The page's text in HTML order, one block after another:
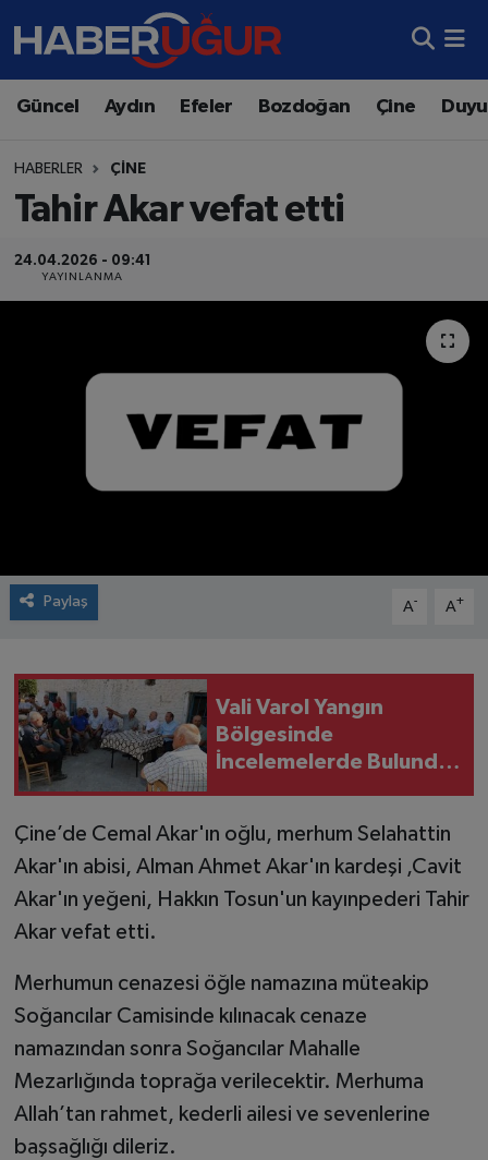
Güncel Aydın Efeler Bozdoğan Çine
HABERLER ÇINE
Tahir Akar vefat etti
24.04.2026 - 09:41
YAYINLANMA
Paylaş A- A+
Vali Varol Yangın
Bölgesinde
İncelemelerde Bulundu:
Çine’de Cemal Akar'ın oğlu, merhum Selahattin
Akar'ın abisi, Alman Ahmet Akar'ın kardeşi ,Cavit
Akar'ın yeğeni, Hakkın Tosun'un kayınpederi Tahir
Akar vefat etti.
Merhumun cenazesi öğle namazına müteakip
Soğancılar Camisinde kılınacak cenaze
namazından sonra Soğancılar Mahalle
Mezarlığında toprağa verilecektir. Merhuma
Allah’tan rahmet, kederli ailesi ve sevenlerine
başsağlığı dileriz.
Aydın Nöbetçi Eczaneler
Aydın Namaz Vakitleri
Süper Lig Puan Durumu ve Fikstür
Son Dakika Haberleri